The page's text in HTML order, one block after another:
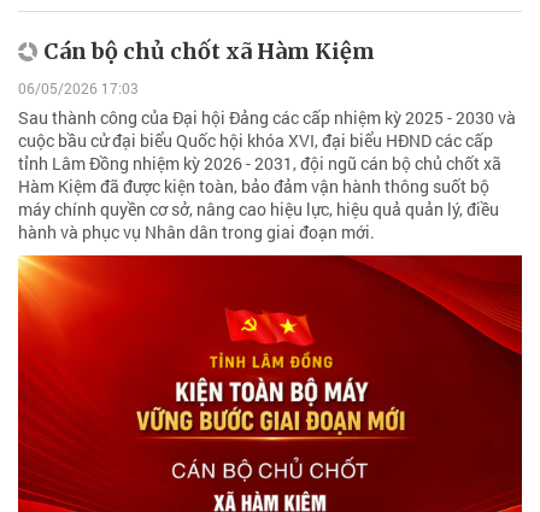
Cán bộ chủ chốt xã Hàm Kiệm
06/05/2026 17:03
Sau thành công của Đại hội Đảng các cấp nhiệm kỳ 2025 - 2030 và
cuộc bầu cử đại biểu Quốc hội khóa XVI, đại biểu HĐND các cấp
tỉnh Lâm Đồng nhiệm kỳ 2026 - 2031, đội ngũ cán bộ chủ chốt xã
Hàm Kiệm đã được kiện toàn, bảo đảm vận hành thông suốt bộ
máy chính quyền cơ sở, nâng cao hiệu lực, hiệu quả quản lý, điều
hành và phục vụ Nhân dân trong giai đoạn mới.